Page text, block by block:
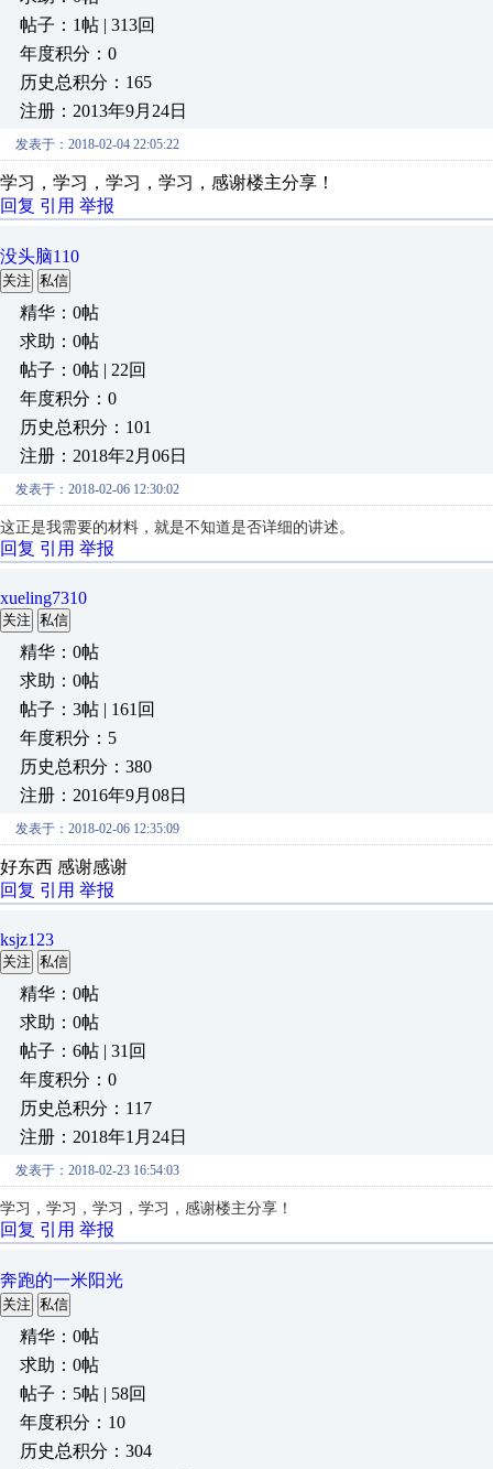
帖子：1帖 | 313回
年度积分：0
历史总积分：165
注册：2013年9月24日
发表于：2018-02-04 22:05:22
学习，学习，学习，学习，感谢楼主分享！
回复 引用 举报
没头脑110
关注 私信
精华：0帖
求助：0帖
帖子：0帖 | 22回
年度积分：0
历史总积分：101
注册：2018年2月06日
发表于：2018-02-06 12:30:02
这正是我需要的材料，就是不知道是否详细的讲述。
回复 引用 举报
xueling7310
关注 私信
精华：0帖
求助：0帖
帖子：3帖 | 161回
年度积分：5
历史总积分：380
注册：2016年9月08日
发表于：2018-02-06 12:35:09
好东西 感谢感谢
回复 引用 举报
ksjz123
关注 私信
精华：0帖
求助：0帖
帖子：6帖 | 31回
年度积分：0
历史总积分：117
注册：2018年1月24日
发表于：2018-02-23 16:54:03
学习，学习，学习，学习，感谢楼主分享！
回复 引用 举报
奔跑的一米阳光
关注 私信
精华：0帖
求助：0帖
帖子：5帖 | 58回
年度积分：10
历史总积分：304